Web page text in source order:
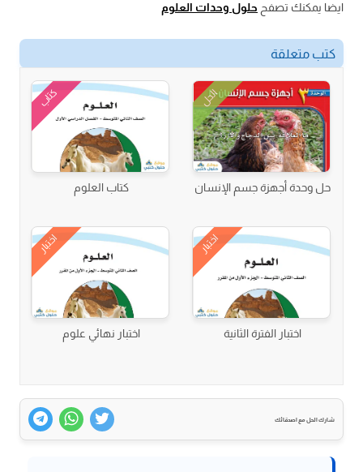
ايضا يمكنك تصفح حلول وحدات العلوم
كتب متعلقة
الحل
حل وحدة أجهزة جسم الإنسان
كتاب
كتاب العلوم
اختبار
اختبار الفترة الثانية
اختبار
اختبار نهائي علوم
شارك الحل مع اصدقائك